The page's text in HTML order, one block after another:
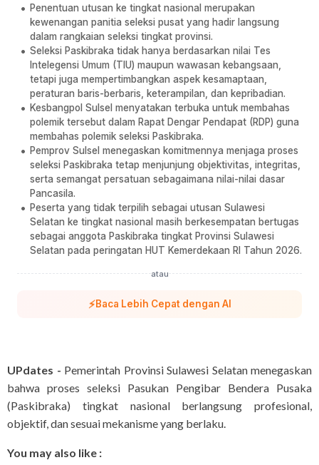
Penentuan utusan ke tingkat nasional merupakan
kewenangan panitia seleksi pusat yang hadir langsung
dalam rangkaian seleksi tingkat provinsi.
Seleksi Paskibraka tidak hanya berdasarkan nilai Tes
Intelegensi Umum (TIU) maupun wawasan kebangsaan,
tetapi juga mempertimbangkan aspek kesamaptaan,
peraturan baris-berbaris, keterampilan, dan kepribadian.
Kesbangpol Sulsel menyatakan terbuka untuk membahas
polemik tersebut dalam Rapat Dengar Pendapat (RDP) guna
membahas polemik seleksi Paskibraka.
Pemprov Sulsel menegaskan komitmennya menjaga proses
seleksi Paskibraka tetap menjunjung objektivitas, integritas,
serta semangat persatuan sebagaimana nilai-nilai dasar
Pancasila.
Peserta yang tidak terpilih sebagai utusan Sulawesi
Selatan ke tingkat nasional masih berkesempatan bertugas
sebagai anggota Paskibraka tingkat Provinsi Sulawesi
Selatan pada peringatan HUT Kemerdekaan RI Tahun 2026.
atau
⚡Baca Lebih Cepat dengan AI
UPdates - Pemerintah Provinsi Sulawesi Selatan menegaskan
bahwa proses seleksi Pasukan Pengibar Bendera Pusaka
(Paskibraka) tingkat nasional berlangsung profesional,
objektif, dan sesuai mekanisme yang berlaku.
You may also like :